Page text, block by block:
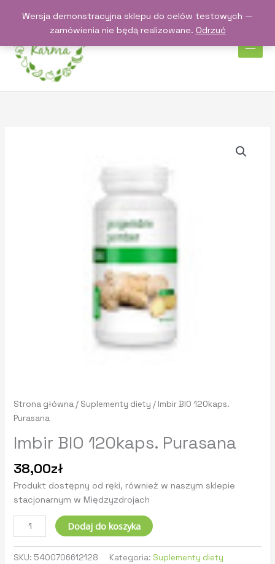
Wersja demonstracyjna sklepu do celów testowych —
zamówienia nie będą realizowane. Odrzuć
Strona główna / Suplementy diety / Imbir BIO 120kaps.
Purasana
Imbir BIO 120kaps. Purasana
38,00zł
Produkt dostępny od ręki, również w naszym sklepie
stacjonarnym w Międzyzdrojach
Dodaj do koszyka
SKU: 5400706612128 Kategoria: Suplementy diety